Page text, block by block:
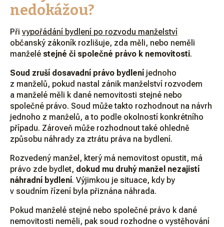
nedokážou?
Při vypořádání bydlení po rozvodu manželství
občanský zákoník rozlišuje, zda měli, nebo neměli
manželé stejné či společné právo k nemovitosti.
Soud zruší dosavadní právo bydlení jednoho
z manželů, pokud nastal zánik manželství rozvodem
a manželé měli k dané nemovitosti stejné nebo
společné právo. Soud může takto rozhodnout na návrh
jednoho z manželů, a to podle okolností konkrétního
případu. Zároveň může rozhodnout také ohledně
způsobu náhrady za ztrátu práva na bydlení.
Rozvedený manžel, který má nemovitost opustit, má
právo zde bydlet, dokud mu druhý manžel nezajistí
náhradní bydlení. Výjimkou je situace, kdy by
v soudním řízení byla přiznána náhrada.
Pokud manželé stejné nebo společné právo k dané
nemovitosti neměli, pak soud rozhodne o vystěhování